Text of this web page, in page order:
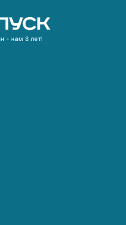
- нам 8 лет!